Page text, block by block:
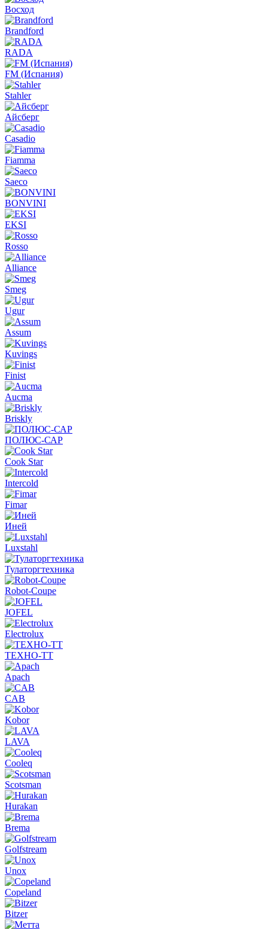
Восход
Brandford
RADA
FM (Испания)
Stahler
Айсберг
Casadio
Fiamma
Saeco
BONVINI
EKSI
Rosso
Alliance
Smeg
Ugur
Assum
Kuvings
Finist
Aucma
Briskly
ПОЛЮС-САР
Cook Star
Intercold
Fimar
Иней
Luxstahl
Тулаторгтехника
Robot-Coupe
JOFEL
Electrolux
ТЕХНО-ТТ
Apach
CAB
Kobor
LAVA
Cooleq
Scotsman
Hurakan
Brema
Golfstream
Unox
Copeland
Bitzer